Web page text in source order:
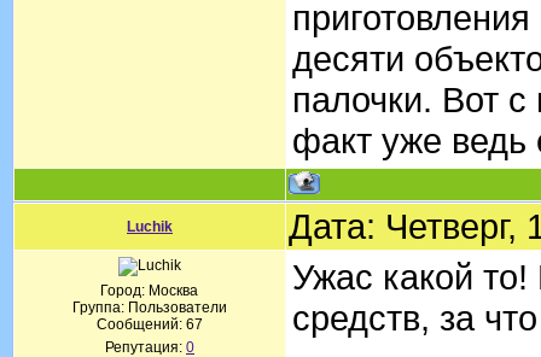
десяти
палочки. Вот
факт уже ведь
Luchik Дата:
Город: Москва
Группа: Пользователи
Сообщений: 67
Репутация: 0
Ужас какой
средств, за